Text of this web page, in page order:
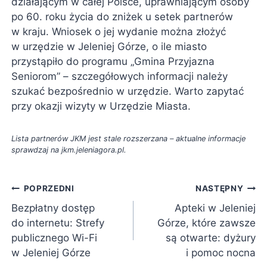
po 60. roku życia do zniżek u setek partnerów
w kraju. Wniosek o jej wydanie można złożyć
w urzędzie w Jeleniej Górze, o ile miasto
przystąpiło do programu „Gmina Przyjazna
Seniorom” – szczegółowych informacji należy
szukać bezpośrednio w urzędzie. Warto zapytać
przy okazji wizyty w Urzędzie Miasta.
Lista partnerów JKM jest stale rozszerzana – aktualne informacje
sprawdzaj na jkm.jeleniagora.pl.
Nawigacja
wpisu
POPRZEDNI
Bezpłatny dostęp
do internetu: Strefy
publicznego Wi-Fi
w Jeleniej Górze
NASTĘPNY
Apteki w Jeleniej
Górze, które zawsze
są otwarte: dyżury
i pomoc nocna